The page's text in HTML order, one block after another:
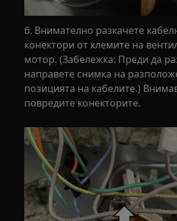
6. Внимателно разкачете
конектори от клемите на
мотор. (Забележка: Преди да
направете снимка на
позицията на кабелите.)
повредите конекторите.